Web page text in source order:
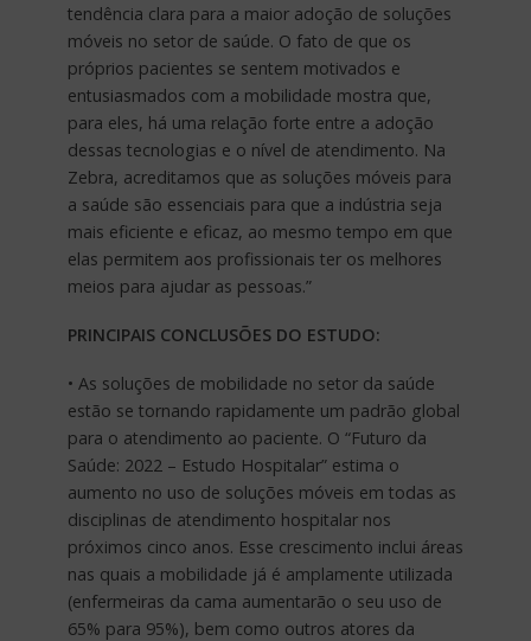
tendência clara para a maior adoção de soluções
móveis no setor de saúde. O fato de que os
próprios pacientes se sentem motivados e
entusiasmados com a mobilidade mostra que,
para eles, há uma relação forte entre a adoção
dessas tecnologias e o nível de atendimento. Na
Zebra, acreditamos que as soluções móveis para
a saúde são essenciais para que a indústria seja
mais eficiente e eficaz, ao mesmo tempo em que
elas permitem aos profissionais ter os melhores
meios para ajudar as pessoas.”
PRINCIPAIS CONCLUSÕES DO ESTUDO:
• As soluções de mobilidade no setor da saúde
estão se tornando rapidamente um padrão global
para o atendimento ao paciente. O “Futuro da
Saúde: 2022 – Estudo Hospitalar” estima o
aumento no uso de soluções móveis em todas as
disciplinas de atendimento hospitalar nos
próximos cinco anos. Esse crescimento inclui áreas
nas quais a mobilidade já é amplamente utilizada
(enfermeiras da cama aumentarão o seu uso de
65% para 95%), bem como outros atores da